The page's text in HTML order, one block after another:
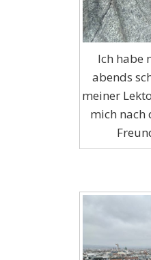
Ich habe
abends
meiner
mich nach